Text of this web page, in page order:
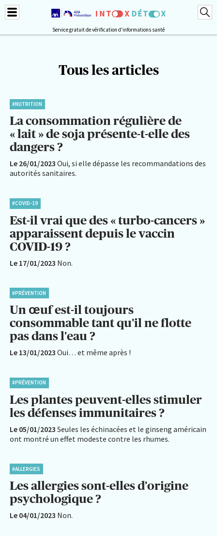
Service gratuit de vérification d'informations santé
Tous les articles
#NUTRITION
La consommation régulière de
« lait » de soja présente-t-elle des
dangers ?
Le 26/01/2023 Oui, si elle dépasse les recommandations des
autorités sanitaires.
#COVID-19
Est-il vrai que des « turbo-cancers »
apparaissent depuis le vaccin
COVID-19 ?
Le 17/01/2023 Non.
#PRÉVENTION
Un œuf est-il toujours
consommable tant qu'il ne flotte
pas dans l'eau ?
Le 13/01/2023 Oui… et même après !
#PRÉVENTION
Les plantes peuvent-elles stimuler
les défenses immunitaires ?
Le 05/01/2023 Seules les échinacées et le ginseng américain
ont montré un effet modeste contre les rhumes.
#ALLERGIES
Les allergies sont-elles d'origine
psychologique ?
Le 04/01/2023 Non.